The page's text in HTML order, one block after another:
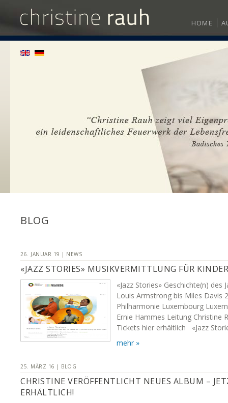
HOME
BLOG
26. JANUAR 19 | NEWS
«JAZZ STORIES» MUSIKVERMITTLUNG FÜR KINDER
«Jazz Stories» Geschichte(n) des
Louis Armstrong bis Miles Davis
Philharmonie Luxembourg
Ernie Hammes Leitung Christine
Tickets hier erhältlich «Jazz
mehr »
25. MÄRZ 16 | BLOG
CHRISTINE VERÖFFENTLICHT NEUES ALBUM –
ERHÄLTLICH!